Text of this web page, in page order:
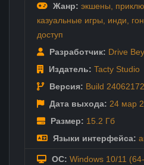
Жанр: экшены
казуальные игры
инди
доступ
Разработчик: Drive
Издатель: Tacty Studio
Версия: Build 24062172
Дата выхода: 24 мар
Размер: 15.2 Гб
Языки интерфейса:
ОС: Windows 10/11